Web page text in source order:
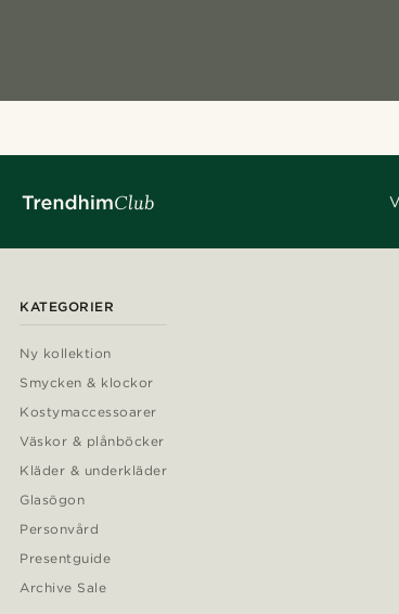
KATEGORIER
Ny kollektion
Smycken & klockor
Kostymaccessoarer
Väskor & plånböcker
Kläder & underkläder
Glasögon
Personvård
Presentguide
Archive Sale